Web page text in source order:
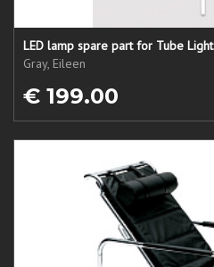
LED lamp spare part for Tube Light
Gray, Eileen
€ 199.00